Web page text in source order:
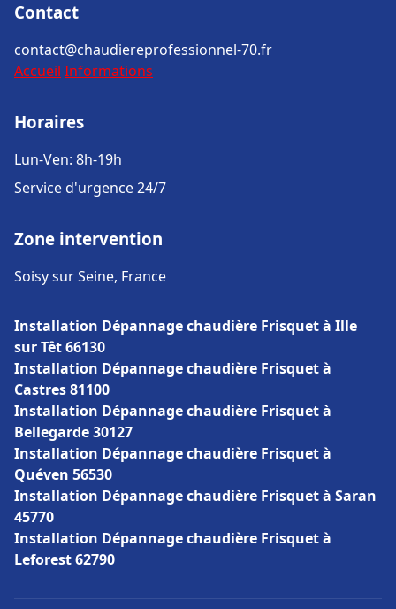
Contact
contact@chaudiereprofessionnel-70.fr
Accueil Informations
Horaires
Lun-Ven: 8h-19h
Service d'urgence 24/7
Zone intervention
Soisy sur Seine, France
Installation Dépannage chaudière Frisquet à Ille
sur Têt 66130
Installation Dépannage chaudière Frisquet à
Castres 81100
Installation Dépannage chaudière Frisquet à
Bellegarde 30127
Installation Dépannage chaudière Frisquet à
Quéven 56530
Installation Dépannage chaudière Frisquet à Saran
45770
Installation Dépannage chaudière Frisquet à
Leforest 62790